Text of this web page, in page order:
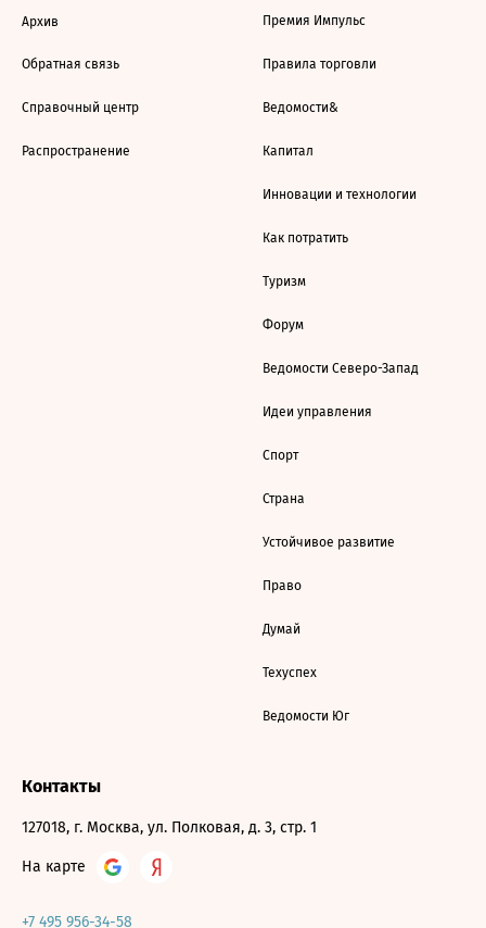
Архив
Обратная связь
Справочный центр
Распространение
Премия Импульс
Правила торговли
Ведомости&
Капитал
Инновации и технологии
Как потратить
Туризм
Форум
Ведомости Северо-Запад
Идеи управления
Спорт
Страна
Устойчивое развитие
Право
Думай
Техуспех
Ведомости Юг
Контакты
127018, г. Москва, ул. Полковая, д. 3, стр. 1
На карте
+7 495 956-34-58